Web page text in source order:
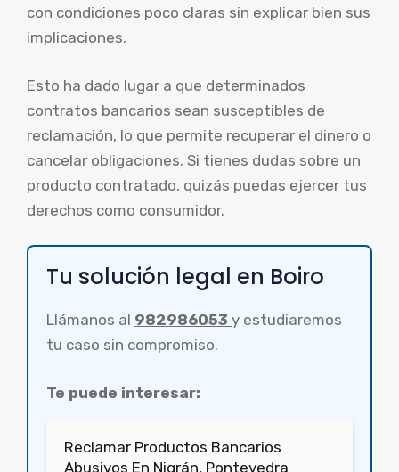
con condiciones poco claras sin explicar bien sus
implicaciones.
Esto ha dado lugar a que determinados
contratos bancarios sean susceptibles de
reclamación, lo que permite recuperar el dinero o
cancelar obligaciones. Si tienes dudas sobre un
producto contratado, quizás puedas ejercer tus
derechos como consumidor.
Tu solución legal en Boiro
Llámanos al 982986053 y estudiaremos
tu caso sin compromiso.
Te puede interesar:
Reclamar Productos Bancarios
Abusivos En Nigrán, Pontevedra